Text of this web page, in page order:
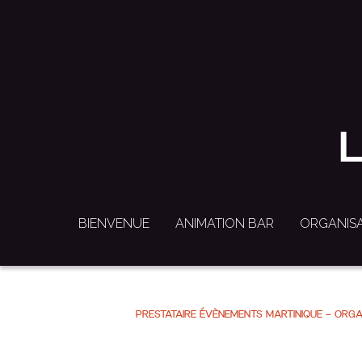
BIENVENUE ANIMATION BAR
BIENVENUE ANIMATION BAR
PRESTATAIRE ÉVÈNEMENTS MARTINIQUE -